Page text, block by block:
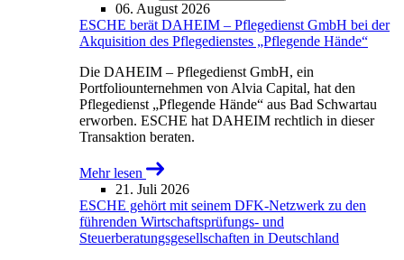
06. August 2026
ESCHE berät DAHEIM – Pflegedienst GmbH bei der
Akquisition des Pflegedienstes „Pflegende Hände“
Die DAHEIM – Pflegedienst GmbH, ein
Portfoliounternehmen von Alvia Capital, hat den
Pflegedienst „Pflegende Hände“ aus Bad Schwartau
erworben. ESCHE hat DAHEIM rechtlich in dieser
Transaktion beraten.
Mehr lesen
21. Juli 2026
ESCHE gehört mit seinem DFK-Netzwerk zu den
führenden Wirtschaftsprüfungs- und
Steuerberatungsgesellschaften in Deutschland